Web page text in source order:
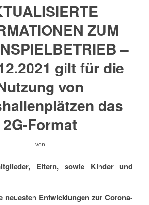
ZUM
–
gilt für die
von
das
2G-Format
von
Eltern, sowie Kinder und
neuesten Entwicklungen zur Corona-